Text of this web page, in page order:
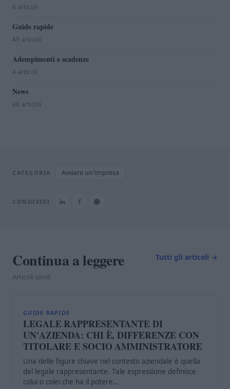
6 articoli
Guide rapide
45 articoli
Adempimenti e scadenze
4 articoli
News
48 articoli
CATEGORIA Avviare un'impresa
CONDIVIDI
Continua a leggere
Articoli simili
Tutti gli articoli →
GUIDE RAPIDE
LEGALE RAPPRESENTANTE DI
UN'AZIENDA: CHI È, DIFFERENZE CON
TITOLARE E SOCIO AMMINISTRATORE
Una delle figure chiave nel contesto aziendale è quella
del legale rappresentante. Tale espressione definisce
colui o colei che ha il potere…